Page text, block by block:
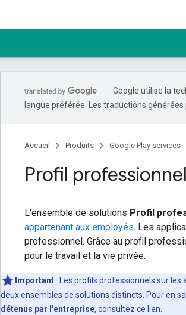
Google utilise la
langue préférée. Les traductions
Accueil Produits Google Play services
Profil
L'ensemble de solutions Profil
appartenant aux employés. Les
professionnel. Grâce au profil
pour le travail et la vie privée.
Important : Les profils professionnels sur
deux ensembles de solutions distincts. Pour en
détenus par l'entreprise, consultez ce lien